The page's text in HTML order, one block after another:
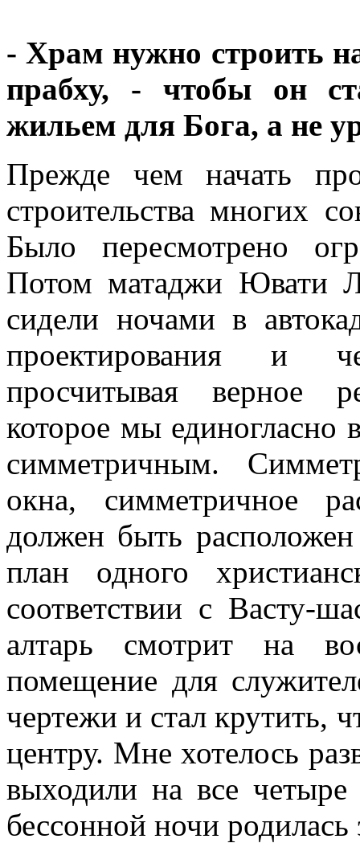
- Храм нужно строить
прабху, - чтобы он
жильем для Бога, а не
Прежде чем начать
строительства многих
Было пересмотрено
Потом матаджи Ювати
сидели ночами в
проектирования и
просчитывая верное
которое мы
симметричным.
окна, симметричное
должен быть
план одного
соответствии с Васту-
алтарь смотрит на
помещение для
чертежи и стал крутить,
центру. Мне хотелось
выходили на все
бессонной ночи родилась